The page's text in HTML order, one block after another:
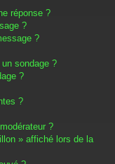
réponse ?
?
?
sondage ?
?
?
?
» affiché lors de la